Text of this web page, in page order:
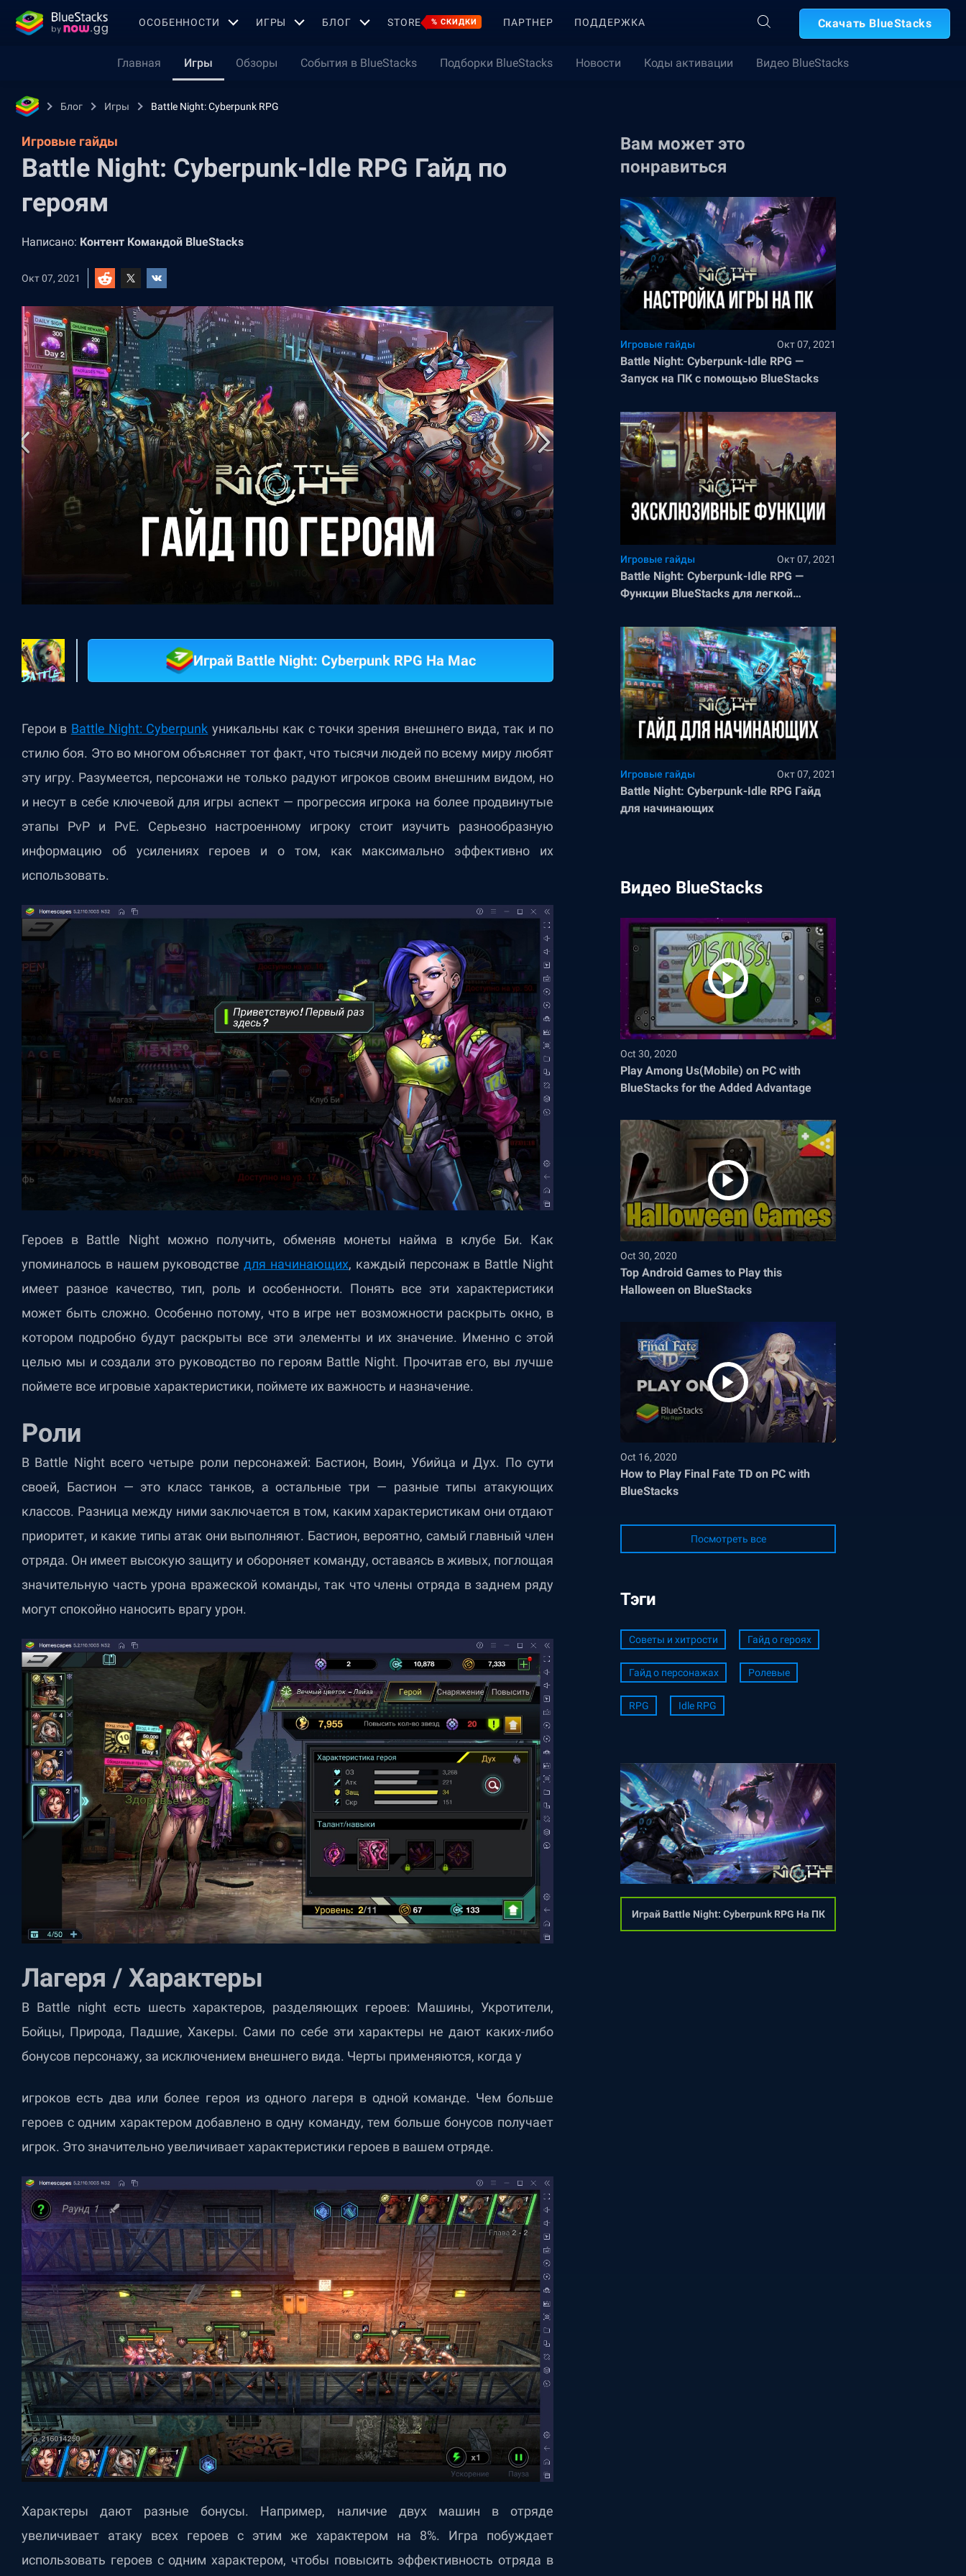
OСОБЕННОСТИ ИГРЫ БЛОГ STORE % СКИДКИ ПАРТНЕР ПОДДЕРЖКА Скачать BlueStacks
Главная Игры Обзоры События в BlueStacks Подборки BlueStacks Новости Коды активации Видео BlueStacks
Блог Игры Battle Night: Cyberpunk RPG
Игровые гайды
Battle Night: Cyberpunk-Idle RPG Гайд по
героям
Написано: Контент Командой BlueStacks
Окт 07, 2021
Играй Battle Night: Cyberpunk RPG На Mac
Герои в Battle Night: Cyberpunk уникальны как с точки зрения внешнего вида, так и по
стилю боя. Это во многом объясняет тот факт, что тысячи людей по всему миру любят
эту игру. Разумеется, персонажи не только радуют игроков своим внешним видом, но
и несут в себе ключевой для игры аспект — прогрессия игрока на более продвинутые
этапы PvP и PvE. Серьезно настроенному игроку стоит изучить разнообразную
информацию об усилениях героев и о том, как максимально эффективно их
использовать.
Героев в Battle Night можно получить, обменяв монеты найма в клубе Би. Как
упоминалось в нашем руководстведля начинающих, каждый персонаж в Battle Night
имеет разное качество, тип, роль и особенности. Понять все эти характеристики
может быть сложно. Особенно потому, что в игре нет возможности раскрыть окно, в
котором подробно будут раскрыты все эти элементы и их значение. Именно с этой
целью мы и создали это руководство по героям Battle Night. Прочитав его, вы лучше
поймете все игровые характеристики, поймете их важность и назначение.
Роли
В Battle Night всего четыре роли персонажей: Бастион, Воин, Убийца и Дух. По сути
своей, Бастион — это класс танков, а остальные три — разные типы атакующих
классов. Разница между ними заключается в том, каким характеристикам они отдают
приоритет, и какие типы атак они выполняют. Бастион, вероятно, самый главный член
отряда. Он имеет высокую защиту и обороняет команду, оставаясь в живых, поглощая
значительную часть урона вражеской команды, так что члены отряда в заднем ряду
могут спокойно наносить врагу урон.
Лагеря / Характеры
В Battle night есть шесть характеров, разделяющих героев: Машины, Укротители,
Бойцы, Природа, Падшие, Хакеры. Сами по себе эти характеры не дают каких-либо
бонусов персонажу, за исключением внешнего вида. Черты применяются, когда у
игроков есть два или более героя из одного лагеря в одной команде. Чем больше
героев с одним характером добавлено в одну команду, тем больше бонусов получает
игрок. Это значительно увеличивает характеристики героев в вашем отряде.
Характеры дают разные бонусы. Например, наличие двух машин в отряде
увеличивает атаку всех героев с этим же характером на 8%. Игра побуждает
использовать героев с одним характером, чтобы повысить эффективность отряда в
Вам может это
понравиться
Игровые гайды Окт 07, 2021
Battle Night: Cyberpunk-Idle RPG —
Запуск на ПК с помощью BlueStacks
Игровые гайды Окт 07, 2021
Battle Night: Cyberpunk-Idle RPG —
Функции BlueStacks для легкой
Игровые гайды Окт 07, 2021
Battle Night: Cyberpunk-Idle RPG Гайд
для начинающих
Видео BlueStacks
Oct 30, 2020
Play Among Us(Mobile) on PC with
BlueStacks for the Added Advantage
Oct 30, 2020
Top Android Games to Play this
Halloween on BlueStacks
Oct 16, 2020
How to Play Final Fate TD on PC with
BlueStacks
Посмотреть все
Тэги
Советы и хитрости Гайд о героях
Гайд о персонажах Ролевые
RPG Idle RPG
Играй Battle Night: Cyberpunk RPG На ПК